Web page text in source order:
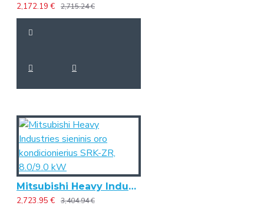
2,172.19 € 2,715.24 €
Mitsubishi Heavy Industries sieninis oro kondicionierius SRK-ZR, 8.0/9.0 kW
2,723.95 € 3,404.94 €